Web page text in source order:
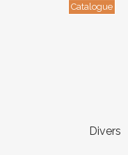
Catalogue
Divers